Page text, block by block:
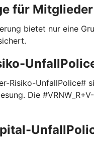
für Mitglieder
bietet nur eine
Risiko-UnfallPolice#
Die